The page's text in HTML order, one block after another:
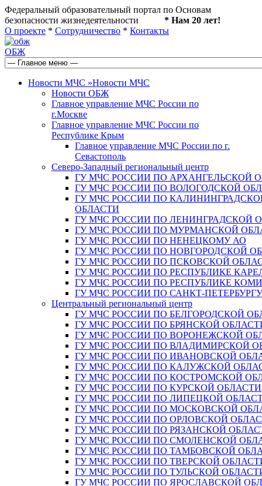
Федеральный образовательный портал по Основам
безопасности жизнедеятельности * Нам 20 лет!
О проекте * Сотрудничество * Контакты
ОБЖ
Новости МЧС »Новости МЧС
Новости ОБЖ
Главное управление МЧС России по
г.Москве
Главное управление МЧС России по
Республике Крым
Главное управление МЧС России по г.
Севастополь
Северо-Западный региональный центр
ГУ МЧС РОССИИ ПО АРХАНГЕЛЬСКОЙ
ГУ МЧС РОССИИ ПО ВОЛОГОДСКОЙ
ГУ МЧС РОССИИ ПО
ОБЛАСТИ
ГУ МЧС РОССИИ ПО ЛЕНИНГРАДСКОЙ
ГУ МЧС РОССИИ ПО МУРМАНСКОЙ
ГУ МЧС РОССИИ ПО НЕНЕЦКОМУ АО
ГУ МЧС РОССИИ ПО НОВГОРОДСКОЙ
ГУ МЧС РОССИИ ПО ПСКОВСКОЙ
ГУ МЧС РОССИИ ПО РЕСПУБЛИКЕ
ГУ МЧС РОССИИ ПО РЕСПУБЛИКЕ КОМИ
ГУ МЧС РОССИИ ПО САНКТ-ПЕТЕРБУРГУ
Центральный региональный центр
ГУ МЧС РОССИИ ПО БЕЛГОРОДСКОЙ
ГУ МЧС РОССИИ ПО БРЯНСКОЙ
ГУ МЧС РОССИИ ПО ВОРОНЕЖСКОЙ
ГУ МЧС РОССИИ ПО ВЛАДИМИРСКОЙ
ГУ МЧС РОССИИ ПО ИВАНОВСКОЙ
ГУ МЧС РОССИИ ПО КАЛУЖСКОЙ
ГУ МЧС РОССИИ ПО КОСТРОМСКОЙ
ГУ МЧС РОССИИ ПО КУРСКОЙ ОБЛАСТИ
ГУ МЧС РОССИИ ПО ЛИПЕЦКОЙ
ГУ МЧС РОССИИ ПО МОСКОВСКОЙ
ГУ МЧС РОССИИ ПО ОРЛОВСКОЙ
ГУ МЧС РОССИИ ПО РЯЗАНСКОЙ
ГУ МЧС РОССИИ ПО СМОЛЕНСКОЙ
ГУ МЧС РОССИИ ПО ТАМБОВСКОЙ
ГУ МЧС РОССИИ ПО ТВЕРСКОЙ
ГУ МЧС РОССИИ ПО ТУЛЬСКОЙ
ГУ МЧС РОССИИ ПО ЯРОСЛАВСКОЙ